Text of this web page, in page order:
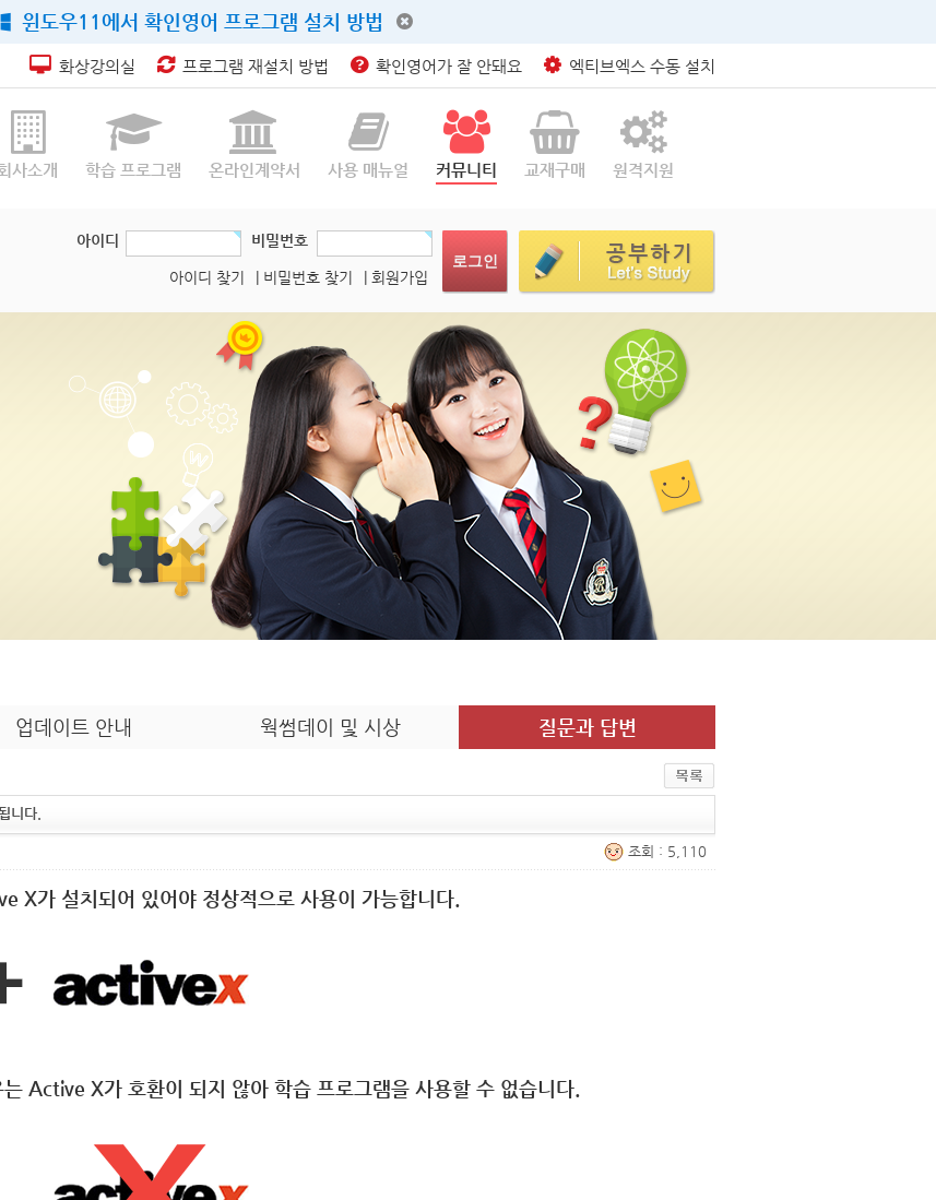
윈도우11에서 확인영어 프로그램 설치 방법
화상강의실 프로그램 재설치 방법 확인영어가 잘 안돼요 엑티브엑스 수동 설치
사소개 학습 프로그램 온라인계약서 사용 매뉴얼 커뮤니티 교재구매 원격지원
아이디 비밀번호
아이디 찾기 | 비밀번호 찾기 | 회원가입
업데이트 안내 웍썸데이 및 시상 질문과 답변
니다.
조회 : 5,110
X가 설치되어 있어야 정상적으로 사용이 가능합니다.
Active X가 호환이 되지 않아 학습 프로그램을 사용할 수 없습니다.